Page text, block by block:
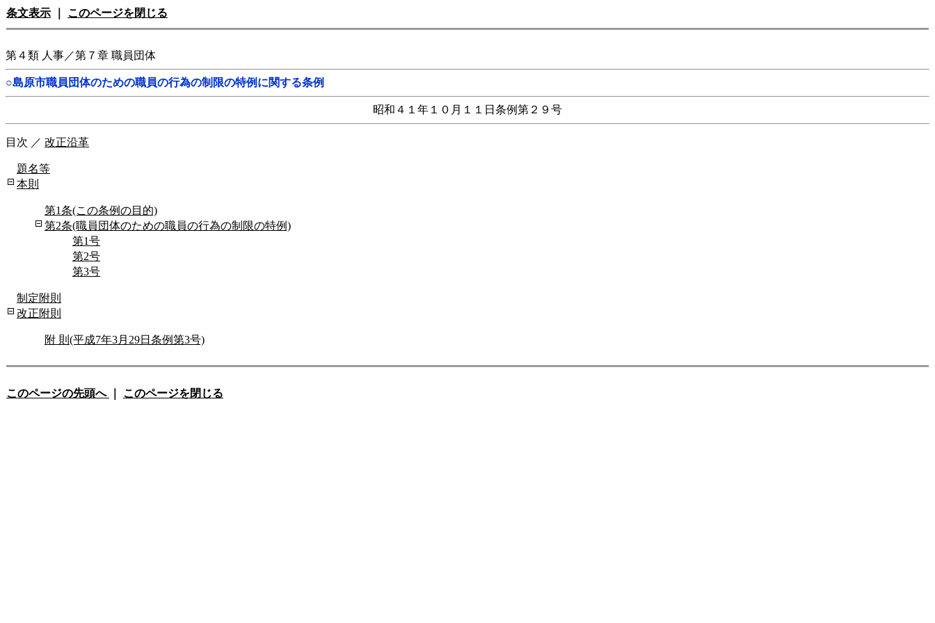
条文表示 このページを閉じる
第４類 人事／第７章 職員団体
○島原市職員団体のための職員の行為の制限の特例に関する条例
昭和４１年１０月１１日条例第２９号
目次 ／ 改正沿革
題名等
本則
第1条(この条例の目的)
第2条(職員団体のための職員の行為の制限の特例)
第1号
第2号
第3号
制定附則
改正附則
附 則(平成7年3月29日条例第3号)
このページの先頭へ このページを閉じる